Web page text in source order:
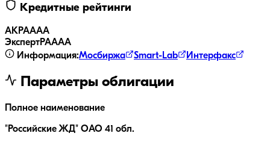
Кредитные рейтинги
АКРАAAA
ЭкспертРАAAA
Информация:Мосбиржа Smart-Lab Интерфакс
Параметры облигации
Полное наименование
"Российские ЖД" ОАО 41 обл.